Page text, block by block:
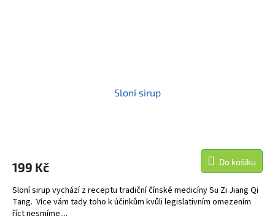
Sloní sirup
199 Kč Do košíku
Sloní sirup vychází z receptu tradiční čínské medicíny Su Zi Jiang Qi
Tang. Více vám tady toho k účinkům kvůli legislativním omezením
říct nesmíme....